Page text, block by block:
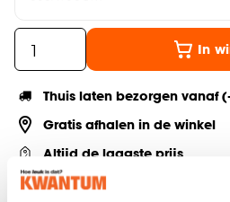
In
Thuis laten bezorgen vanaf
Gratis afhalen in de winkel
Altijd de laagste prijs
Deel jouw product & volg ons op